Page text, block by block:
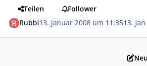
Teilen
Follower
Rubbi13. Januar 2008 um 11:3513.